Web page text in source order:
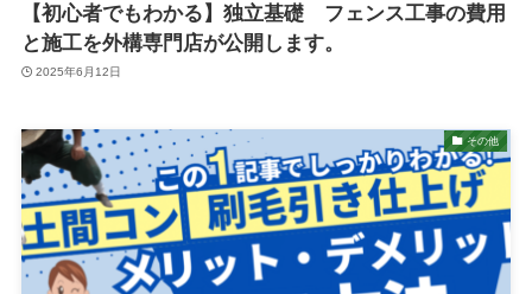
【初心者でもわかる】独立基礎 フェンス工事の費用
と施工を外構専門店が公開します。
2025年6月12日
その他